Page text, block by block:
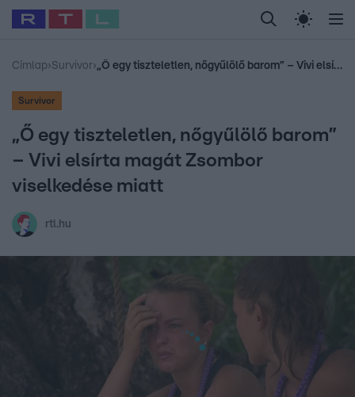
Legfrissebb RTL Híradó Randi Celeb vagyok,
Babits Marcella Most Wanted Gallusz
Címlap›Survivor› „Ő egy tiszteletlen, nőgyűlölő barom” – Vivi elsírta magát Zsombor viselkedése miatt
Survivor
„Ő egy tiszteletlen, nőgyűlölő barom”
– Vivi elsírta magát Zsombor
viselkedése miatt
rtl.hu